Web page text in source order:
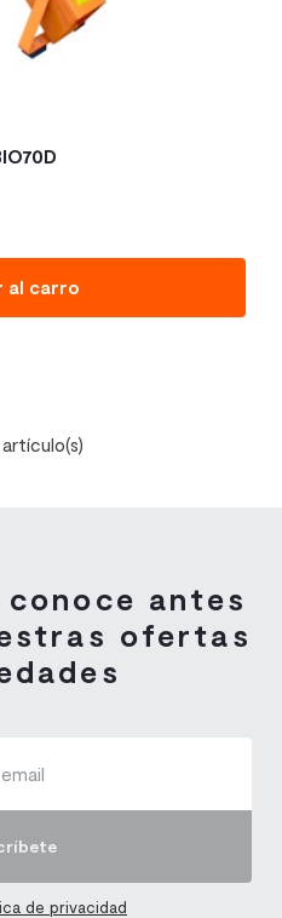
al carro
artículo(s)
antes
ofertas
de privacidad